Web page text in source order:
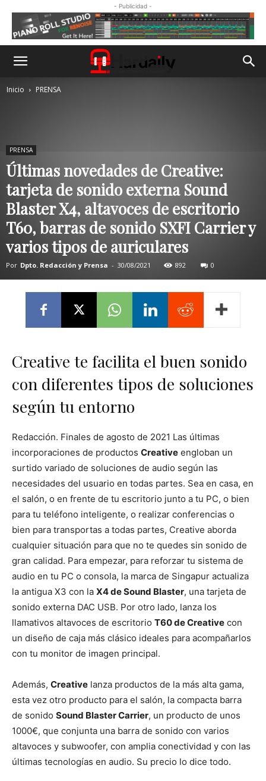
- Publicidad -
Inicio PRENSA
PRENSA
Últimas novedades de Creative:
tarjeta de sonido externa Sound
Blaster X4, altavoces de escritorio
T60, barras de sonido SXFI Carrier y
varios tipos de auriculares
Por Dpto. Redacción y Prensa - 30/08/2021 892 0
Creative te facilita el buen sonido
con diferentes tipos de soluciones
según tu entorno
Redacción. Finales de agosto de 2021 Las últimas
incorporaciones de productos Creative engloban un
surtido variado de soluciones de audio según las
necesidades del usuario en todas partes. Sea en casa, en
el salón, o en frente de tu escritorio junto a tu PC, o bien
para tu teléfono inteligente, o realizar conferencias o
bien para transportas a todas partes, Creative aborda
cualquier situación para que no te quedes sin sonido de
gran calidad. Para empezar, para reforzar tu sistema de
audio en tu PC o consola, la marca de Singapur actualiza
la antigua X3 con la X4 de Sound Blaster, una tarjeta de
sonido externa DAC USB. Por otro lado, lanza los
llamativos altavoces de escritorio T60 de Creative con
un diseño de caja más clásico ideales para acompañarlos
con tu monitor de imagen principal.
Además, Creative lanza productos de la más alta gama,
esta vez otro producto para el salón, la compacta barra
de sonido Sound Blaster Carrier, un producto de unos
1000€, que conjunta una barra de sonido con varios
altavoces y subwoofer, con amplia conectividad y con las
últimas tecnologías en audio. Su precio lo dice todo.